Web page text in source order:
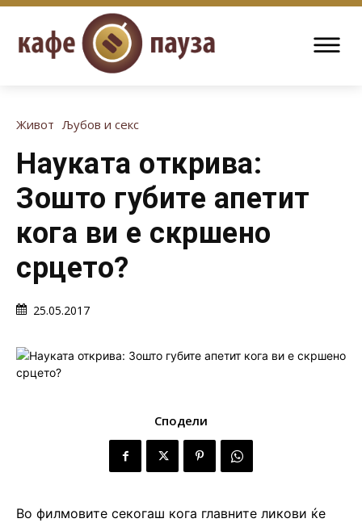
Живот Љубов и секс
Науката открива:
Зошто губите апетит
кога ви е скршено
срцето?
25.05.2017
Сподели
Во филмовите секогаш кога главните ликови ќе